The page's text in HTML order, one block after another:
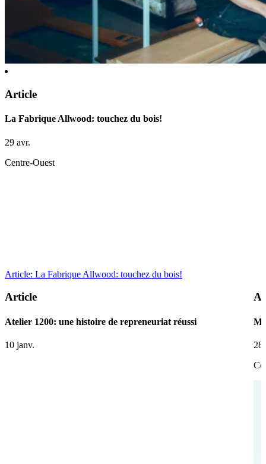
Article
La Fabrique Allwood: touchez du bois!
29 avr.
Centre-Ouest
Article: La Fabrique Allwood: touchez du bois!
Article
Atelier 1200: une histoire de repreneuriat réussi
10 janv.
28